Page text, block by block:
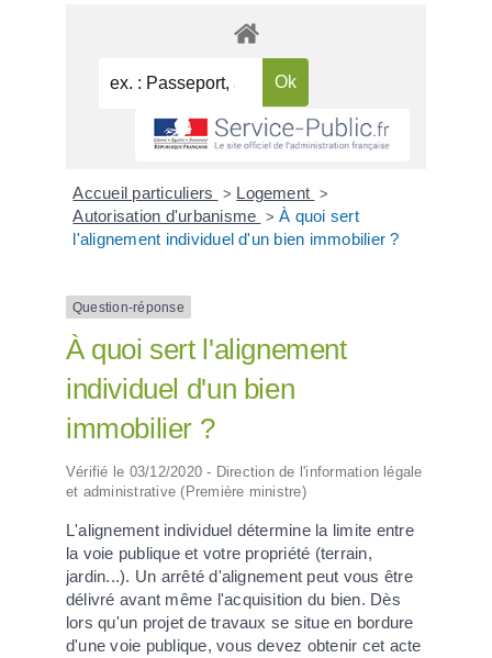
Accueil particuliers > Logement >
Autorisation d'urbanisme > À quoi sert
l'alignement individuel d'un bien immobilier ?
Question-réponse
À quoi sert l'alignement
individuel d'un bien
immobilier ?
Vérifié le 03/12/2020 - Direction de l'information légale
et administrative (Première ministre)
L'alignement individuel détermine la limite entre
la voie publique et votre propriété (terrain,
jardin...). Un arrêté d'alignement peut vous être
délivré avant même l'acquisition du bien. Dès
lors qu'un projet de travaux se situe en bordure
d'une voie publique, vous devez obtenir cet acte